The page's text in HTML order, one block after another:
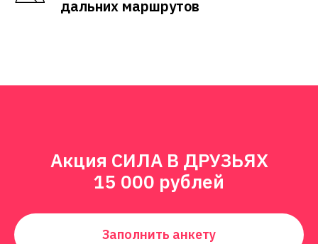
дальних маршрутов
Акция СИЛА В ДРУЗЬЯХ
15 000 рублей
Заполнить анкету